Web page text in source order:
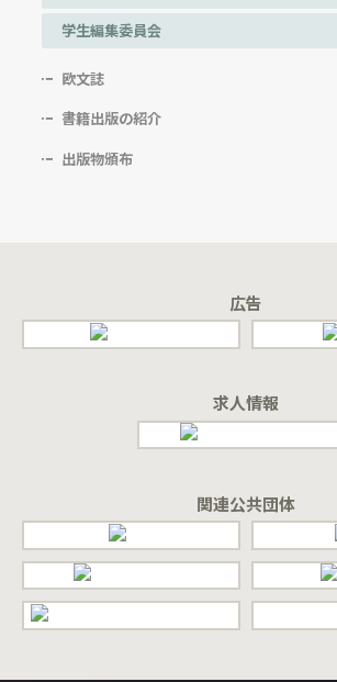
学生編集委員会
欧文誌
書籍出版の紹介
出版物頒布
広告
求人情報
関連公共団体